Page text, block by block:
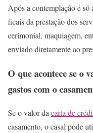
Após a contemplação é só
ficais da prestação dos
cerimonial, maquiagem,
enviado diretamente ao
O que acontece se o
gastos com o
Se o valor dacarta de
casamento, o casal pode